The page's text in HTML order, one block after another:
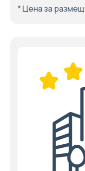
* Цена за